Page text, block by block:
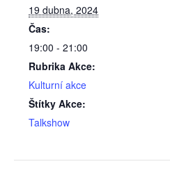
19 dubna, 2024
Čas:
19:00 - 21:00
Rubrika Akce:
Kulturní akce
Štítky Akce:
Talkshow